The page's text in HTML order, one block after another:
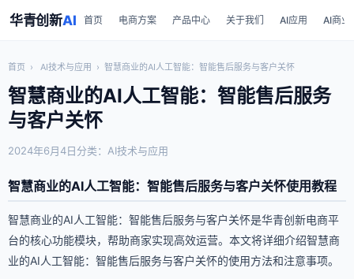
华青创新AI 首页 电商方案 产品中心 关于我们 AI应用 AI商业
首页 › AI技术与应用 › 智慧商业的AI人工智能：智能售后服务与客户关怀
智慧商业的AI人工智能：智能售后服务
与客户关怀
2024年6月4日分类：AI技术与应用
智慧商业的AI人工智能：智能售后服务与客户关怀使用教程
智慧商业的AI人工智能：智能售后服务与客户关怀是华青创新电商平
台的核心功能模块，帮助商家实现高效运营。本文将详细介绍智慧商
业的AI人工智能：智能售后服务与客户关怀的使用方法和注意事项。